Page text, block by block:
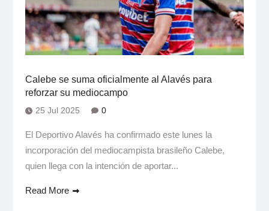
Calebe se suma oficialmente al Alavés para
reforzar su mediocampo
25 Jul 2025 0
El Deportivo Alavés ha confirmado este lunes la
incorporación del mediocampista brasileño Calebe,
quien llega con la intención de aportar...
Read More